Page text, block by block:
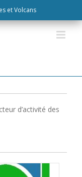
et Volcans
d’activité des